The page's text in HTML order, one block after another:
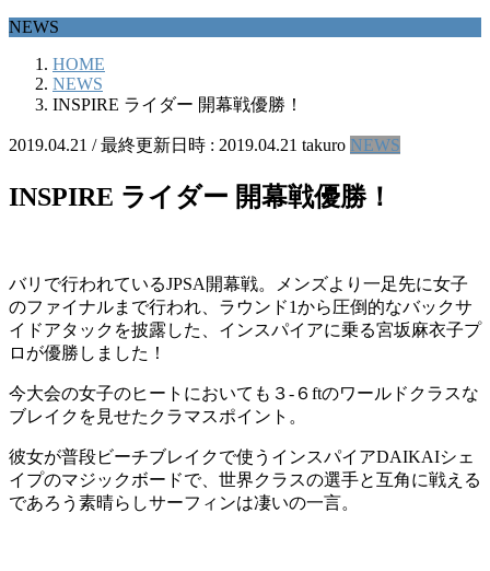
NEWS
HOME
NEWS
INSPIRE ライダー 開幕戦優勝！
2019.04.21 / 最終更新日時 : 2019.04.21 takuro NEWS
INSPIRE ライダー 開幕戦優勝！
バリで行われているJPSA開幕戦。メンズより一足先に女子
のファイナルまで行われ、ラウンド1から圧倒的なバックサ
イドアタックを披露した、インスパイアに乗る宮坂麻衣子プ
ロが優勝しました！
今大会の女子のヒートにおいても３-６ftのワールドクラスな
ブレイクを見せたクラマスポイント。
彼女が普段ビーチブレイクで使うインスパイアDAIKAIシェ
イプのマジックボードで、世界クラスの選手と互角に戦える
であろう素晴らしサーフィンは凄いの一言。